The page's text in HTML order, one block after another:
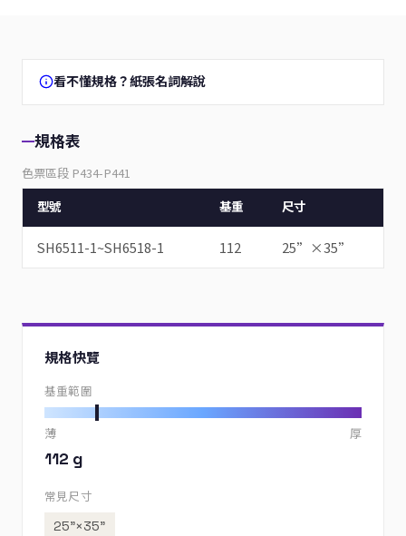
看不懂規格？紙張名詞解說
規格表
色票區段 P434-P441
型號 基重 尺寸
SH6511-1~SH6518-1 112 25”×35”
規格快覽
基重範圍
薄 厚
112 g
常見尺寸
25”×35”